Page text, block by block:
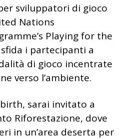
sviluppatori di gioco
Nations
Playing for the
i partecipanti a
di gioco incentrate
verso l’ambiente.
sarai invitato a
Riforestazione, dove
in un’area deserta per